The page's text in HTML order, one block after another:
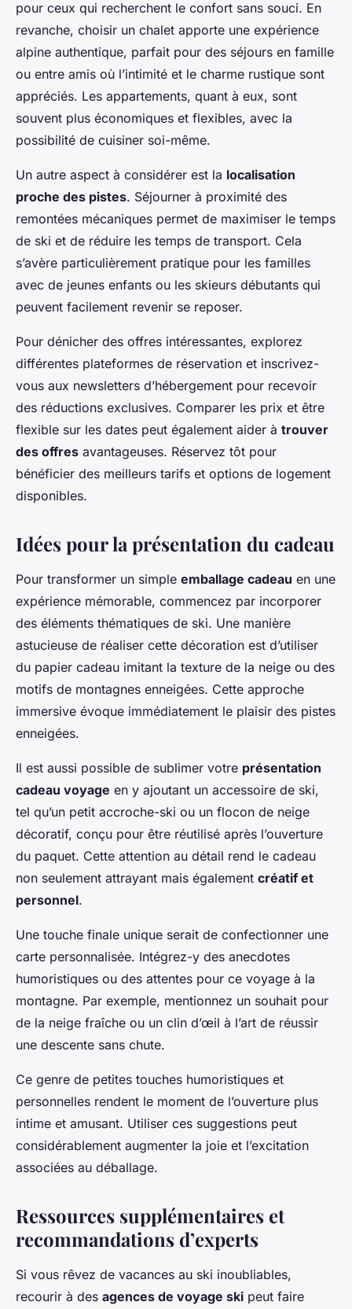
pour ceux qui recherchent le confort sans souci. En
revanche, choisir un chalet apporte une expérience
alpine authentique, parfait pour des séjours en famille
ou entre amis où l’intimité et le charme rustique sont
appréciés. Les appartements, quant à eux, sont
souvent plus économiques et flexibles, avec la
possibilité de cuisiner soi-même.
Un autre aspect à considérer est la localisation
proche des pistes. Séjourner à proximité des
remontées mécaniques permet de maximiser le temps
de ski et de réduire les temps de transport. Cela
s’avère particulièrement pratique pour les familles
avec de jeunes enfants ou les skieurs débutants qui
peuvent facilement revenir se reposer.
Pour dénicher des offres intéressantes, explorez
différentes plateformes de réservation et inscrivez-
vous aux newsletters d’hébergement pour recevoir
des réductions exclusives. Comparer les prix et être
flexible sur les dates peut également aider à trouver
des offres avantageuses. Réservez tôt pour
bénéficier des meilleurs tarifs et options de logement
disponibles.
Idées pour la présentation du cadeau
Pour transformer un simple emballage cadeau en une
expérience mémorable, commencez par incorporer
des éléments thématiques de ski. Une manière
astucieuse de réaliser cette décoration est d’utiliser
du papier cadeau imitant la texture de la neige ou des
motifs de montagnes enneigées. Cette approche
immersive évoque immédiatement le plaisir des pistes
enneigées.
Il est aussi possible de sublimer votre présentation
cadeau voyage en y ajoutant un accessoire de ski,
tel qu’un petit accroche-ski ou un flocon de neige
décoratif, conçu pour être réutilisé après l’ouverture
du paquet. Cette attention au détail rend le cadeau
non seulement attrayant mais également créatif et
personnel.
Une touche finale unique serait de confectionner une
carte personnalisée. Intégrez-y des anecdotes
humoristiques ou des attentes pour ce voyage à la
montagne. Par exemple, mentionnez un souhait pour
de la neige fraîche ou un clin d’œil à l’art de réussir
une descente sans chute.
Ce genre de petites touches humoristiques et
personnelles rendent le moment de l’ouverture plus
intime et amusant. Utiliser ces suggestions peut
considérablement augmenter la joie et l’excitation
associées au déballage.
Ressources supplémentaires et
recommandations d’experts
Si vous rêvez de vacances au ski inoubliables,
recourir à des agences de voyage ski peut faire